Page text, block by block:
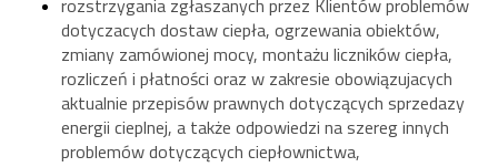
rozstrzygania zgłaszanych przez Klientów problemów
dotyczacych dostaw ciepła, ogrzewania obiektów,
zmiany zamówionej mocy, montażu liczników ciepła,
rozliczeń i płatności oraz w zakresie obowiązujacych
aktualnie przepisów prawnych dotyczących sprzedazy
energii cieplnej, a także odpowiedzi na szereg innych
problemów dotyczących ciepłownictwa,